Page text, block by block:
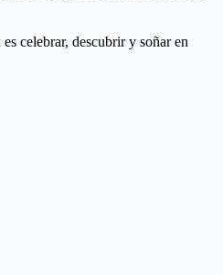
celebrar, descubrir y soñar en